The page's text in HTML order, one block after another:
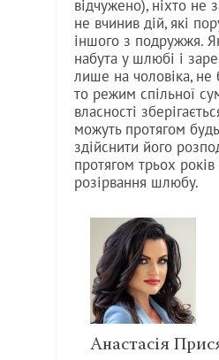
відчужено), ніхто не
не вчинив дій, які
іншого з подружжя.
набута у шлюбі і
лише на чоловіка, не
то режим спільної
власності
можуть протягом
здійснити його
протягом трьох років
розірвання шлюбу.
Анастасія